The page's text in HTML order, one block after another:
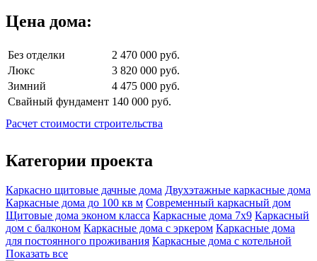
Цена дома:
Без отделки
2 470 000 руб.
Люкс
3 820 000 руб.
Зимний
4 475 000 руб.
Свайный фундамент 140 000 руб.
Расчет стоимости строительства
Категории проекта
Каркасно щитовые дачные дома Двухэтажные каркасные дома
Каркасные дома до 100 кв м Современный каркасный дом
Щитовые дома эконом класса Каркасные дома 7х9 Каркасный
дом с балконом Каркасные дома с эркером Каркасные дома
для постоянного проживания Каркасные дома с котельной
Показать все